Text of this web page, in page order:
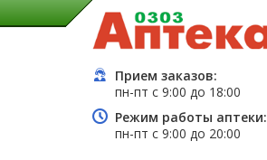
Прием заказов:
пн-пт с9:00 до 18:00
Режим работы аптеки:
пн-пт с9:00 до 20:00